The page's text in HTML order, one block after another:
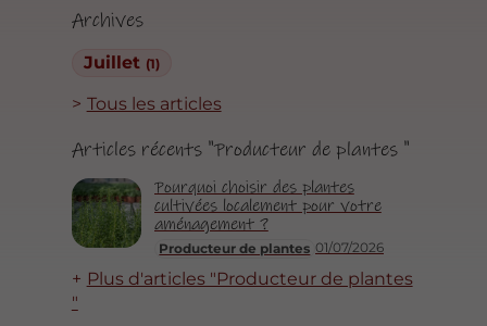
Archives
Juillet (1)
Tous les articles
Articles récents "Producteur de plantes "
Producteur de plantes 01/07/2026
Pourquoi choisir des plantes
cultivées localement pour votre
aménagement ?
Plus d'articles "Producteur de plantes
"